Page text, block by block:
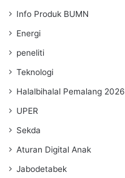
Info Produk BUMN
Energi
peneliti
Teknologi
Halalbihalal Pemalang 2026
UPER
Sekda
Aturan Digital Anak
Jabodetabek